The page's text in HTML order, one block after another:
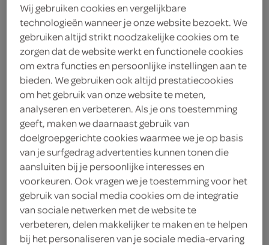
Spa touch mojito
Spa
1 Liter
Wij gebruiken cookies en vergelijkbare
technologieën wanneer je onze website bezoekt. We
gebruiken altijd strikt noodzakelijke cookies om te
zorgen dat de website werkt en functionele cookies
om extra functies en persoonlijke instellingen aan te
bieden. We gebruiken ook altijd prestatiecookies
om het gebruik van onze website te meten,
analyseren en verbeteren. Als je ons toestemming
geeft, maken we daarnaast gebruik van
doelgroepgerichte cookies waarmee we je op basis
van je surfgedrag advertenties kunnen tonen die
aansluiten bij je persoonlijke interesses en
voorkeuren. Ook vragen we je toestemming voor het
gebruik van social media cookies om de integratie
van sociale netwerken met de website te
verbeteren, delen makkelijker te maken en te helpen
bij het personaliseren van je sociale media-ervaring